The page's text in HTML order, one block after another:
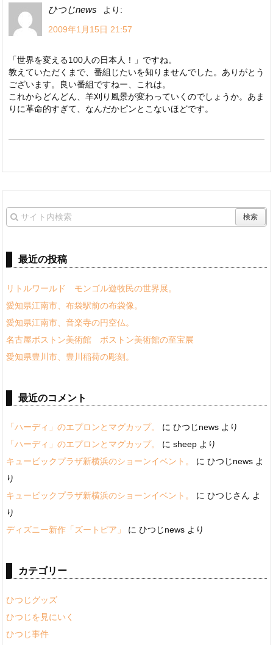
ひつじnews
より:
2009年1月15日 21:57
「世界を変える100人の日本人！」ですね。
教えていただくまで、番組じたいを知りませんでした。ありがとう
ございます。良い番組ですねー、これは。
これからどんどん、羊刈り風景が変わっていくのでしょうか。あま
りに革命的すぎて、なんだかピンとこないほどです。
最近の投稿
リトルワールド モンゴル遊牧民の世界展。
愛知県江南市、布袋駅前の布袋像。
愛知県江南市、音楽寺の円空仏。
名古屋ボストン美術館 ボストン美術館の至宝展
愛知県豊川市、豊川稲荷の彫刻。
最近のコメント
「ハーディ」のエプロンとマグカップ。 に ひつじnews より
「ハーディ」のエプロンとマグカップ。
に sheep より
キュービックプラザ新横浜のショーンイベント。
に ひつじnews よ
り
キュービックプラザ新横浜のショーンイベント。
に ひつじさん よ
り
ディズニー新作「ズートピア」
に ひつじnews より
カテゴリー
ひつじグッズ
ひつじを見にいく
ひつじ事件